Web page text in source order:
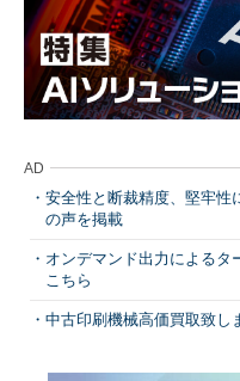
AD
安全性と断裁精度、堅牢性
の声を掲載
オンデマンド出力によるタ
こちら
中古印刷機械高価買取致し